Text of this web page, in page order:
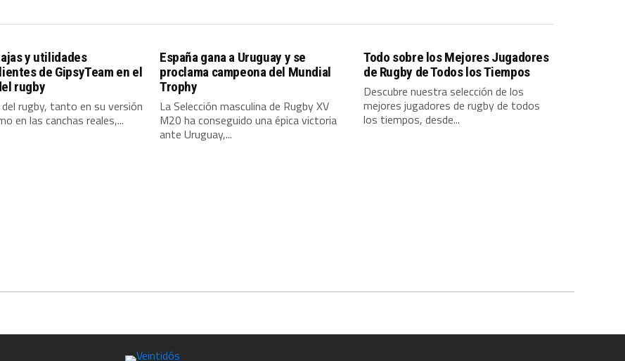
y utilidades
de GipsyTeam en el
rugby
rugby, tanto en su versión
en las canchas reales,...
España gana a Uruguay y se
proclama campeona del Mundial
Trophy
La Selección masculina de Rugby XV
M20 ha conseguido una épica victoria
ante Uruguay,...
Todo sobre los Mejores Jugadores
de Rugby de Todos los Tiempos
Descubre nuestra selección de los
mejores jugadores de rugby de todos
los tiempos, desde...